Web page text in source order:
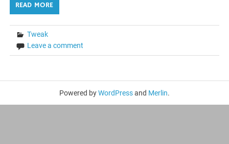
READ MORE
Tweak
Leave a comment
Powered byWordPressand Merlin.